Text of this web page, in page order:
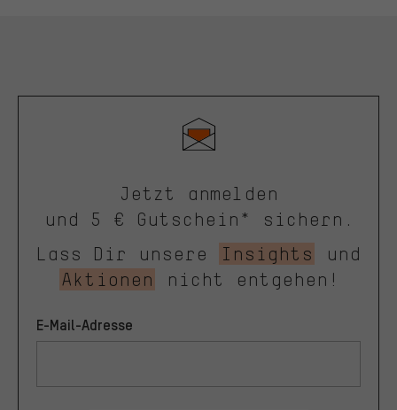
Jetzt anmelden
und 5 € Gutschein* sichern.
Lass Dir unsere
Insights
und
Aktionen
nicht entgehen!
E-Mail-Adresse